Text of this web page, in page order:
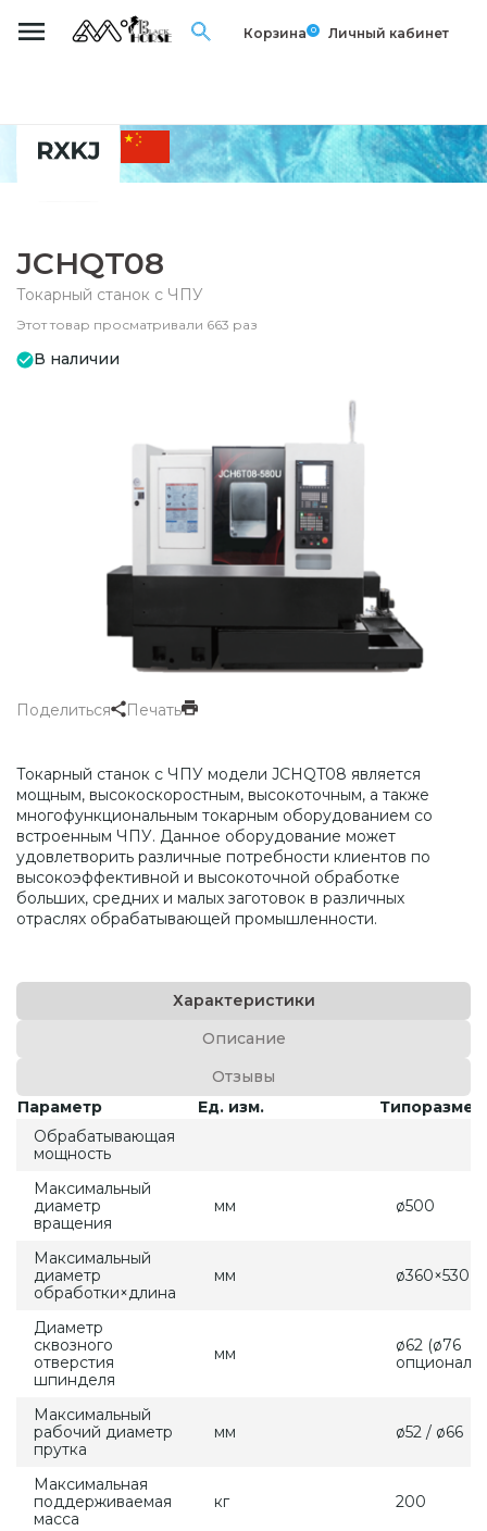
Корзина 0 Личный кабинет
JCHQT08
Токарный станок с ЧПУ
Этот товар просматривали 663 раз
В наличии
Поделиться Печать
Токарный станок с ЧПУ модели JCHQT08 является
мощным, высокоскоростным, высокоточным, а также
многофункциональным токарным оборудованием со
встроенным ЧПУ. Данное оборудование может
удовлетворить различные потребности клиентов по
высокоэффективной и высокоточной обработке
больших, средних и малых заготовок в различных
отраслях обрабатывающей промышленности.
Характеристики
Описание
Отзывы
Параметр
Ед. изм.
Типоразмер
Обрабатывающая
мощность
Максимальный
диаметр
вращения
мм ø500
Максимальный
диаметр
обработки×длина
мм ø360×530
Диаметр
сквозного
отверстия
шпинделя
мм
ø62 (ø76
Максимальный
рабочий диаметр
прутка
мм ø52 / ø66
Максимальная
поддерживаемая
масса
кг 200